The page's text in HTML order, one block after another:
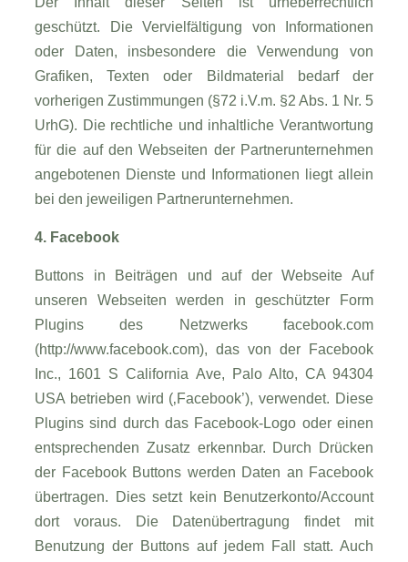
geschützt. Die Vervielfältigung von Informationen
oder Daten, insbesondere die Verwendung von
Grafiken, Texten oder Bildmaterial bedarf der
vorherigen Zustimmungen (§72 i.V.m. §2 Abs. 1 Nr. 5
UrhG). Die rechtliche und inhaltliche Verantwortung
für die auf den Webseiten der Partnerunternehmen
angebotenen Dienste und Informationen liegt allein
bei den jeweiligen Partnerunternehmen.
4. Facebook
Buttons in Beiträgen und auf der Webseite Auf
unseren Webseiten werden in geschützter Form
Plugins des Netzwerks facebook.com
(http://www.facebook.com), das von der Facebook
Inc., 1601 S California Ave, Palo Alto, CA 94304
USA betrieben wird (‚Facebook’), verwendet. Diese
Plugins sind durch das Facebook-Logo oder einen
entsprechenden Zusatz erkennbar. Durch Drücken
der Facebook Buttons werden Daten an Facebook
übertragen. Dies setzt kein Benutzerkonto/Account
dort voraus. Die Datenübertragung findet mit
Benutzung der Buttons auf jedem Fall statt. Auch